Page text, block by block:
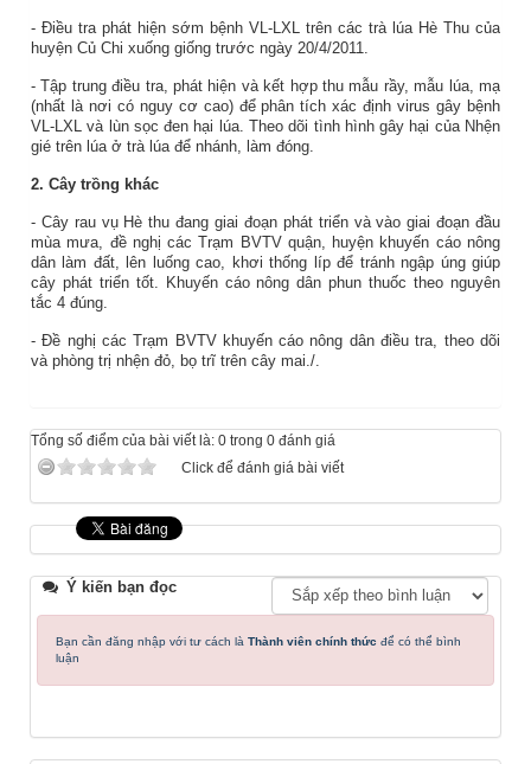
- Điều tra phát hiện sớm bệnh VL-LXL trên các trà lúa Hè Thu của
huyện Củ Chi xuống giống trước ngày 20/4/2011.
- Tập trung điều tra, phát hiện và kết hợp thu mẫu rầy, mẫu lúa, mạ
(nhất là nơi có nguy cơ cao) để phân tích xác định virus gây bệnh
VL-LXL và lùn sọc đen hại lúa. Theo dõi tình hình gây hại của Nhện
gié trên lúa ở trà lúa để nhánh, làm đóng.
2. Cây trồng khác
- Cây rau vụ Hè thu đang giai đoạn phát triển và vào giai đoạn đầu
mùa mưa, đề nghị các Trạm BVTV quận, huyện khuyến cáo nông
dân làm đất, lên luống cao, khơi thống líp để tránh ngập úng giúp
cây phát triển tốt. Khuyến cáo nông dân phun thuốc theo nguyên
tắc 4 đúng.
- Đề nghị các Trạm BVTV khuyến cáo nông dân điều tra, theo dõi
và phòng trị nhện đỏ, bọ trĩ trên cây mai./.
Tổng số điểm của bài viết là: 0 trong 0 đánh giá
Click để đánh giá bài viết
Ý kiến bạn đọc
Bạn cần đăng nhập với tư cách là Thành viên chính thức để có thể bình
luận